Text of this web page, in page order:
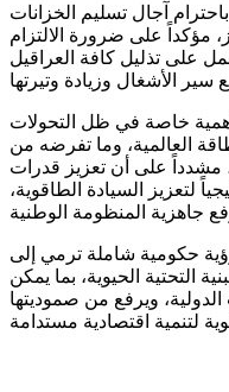
آجال تسليم الخزانات
مؤكداً على ضرورة الالتزام
على تذليل كافة العراقيل
خاصة في ظل التحولات
العالمية، وما تفرضه من
مشدداً على أن تعزيز قدرات
لتعزيز السيادة الطاقوية،
حكومية شاملة ترمي إلى
التحتية الحيوية، بما يمكن
الدولية، ويرفع من صموديتها